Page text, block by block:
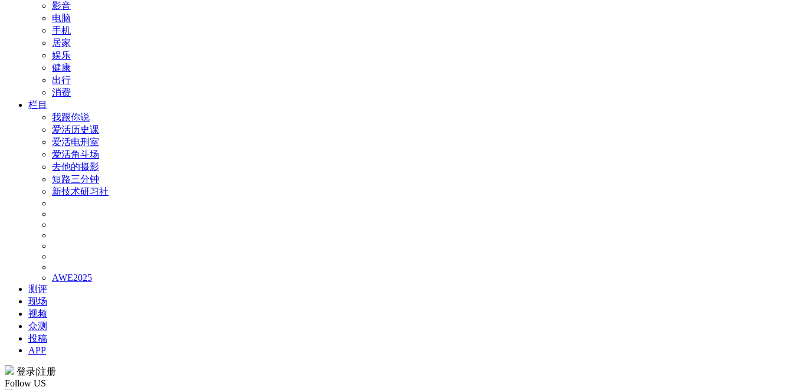
影音
电脑
手机
居家
娱乐
健康
出行
消费
栏目
我跟你说
爱活历史课
爱活电刑室
爱活角斗场
去他的摄影
短路三分钟
新技术研习社
AWE2025
测评
现场
视频
众测
投稿
APP
登录|注册
Follow US